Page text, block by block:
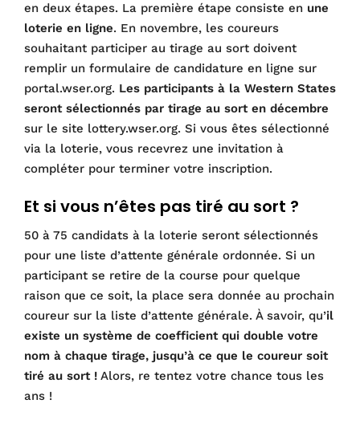
en deux étapes. La première étape consiste en une
loterie en ligne. En novembre, les coureurs
souhaitant participer au tirage au sort doivent
remplir un formulaire de candidature en ligne sur
portal.wser.org. Les participants à la Western States
seront sélectionnés par tirage au sort en décembre
sur le site lottery.wser.org. Si vous êtes sélectionné
via la loterie, vous recevrez une invitation à
compléter pour terminer votre inscription.
Et si vous n’êtes pas tiré au sort ?
50 à 75 candidats à la loterie seront sélectionnés
pour une liste d’attente générale ordonnée. Si un
participant se retire de la course pour quelque
raison que ce soit, la place sera donnée au prochain
coureur sur la liste d’attente générale. À savoir, qu’il
existe un système de coefficient qui double votre
nom à chaque tirage, jusqu’à ce que le coureur soit
tiré au sort ! Alors, re tentez votre chance tous les
ans !